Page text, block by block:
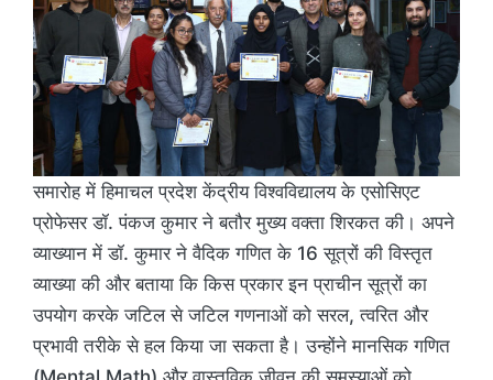
समारोह में हिमाचल प्रदेश केंद्रीय विश्वविद्यालय के एसोसिएट
प्रोफेसर डॉ. पंकज कुमार ने बतौर मुख्य वक्ता शिरकत की। अपने
व्याख्यान में डॉ. कुमार ने वैदिक गणित के 16 सूत्रों की विस्तृत
व्याख्या की और बताया कि किस प्रकार इन प्राचीन सूत्रों का
उपयोग करके जटिल से जटिल गणनाओं को सरल, त्वरित और
प्रभावी तरीके से हल किया जा सकता है। उन्होंने मानसिक गणित